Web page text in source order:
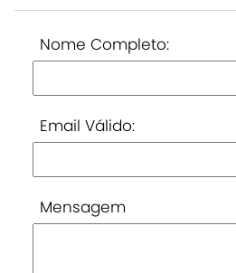
Nome Completo:
Email Válido:
Mensagem